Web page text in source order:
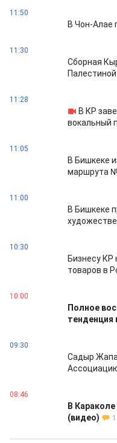
11:50
В Чон-Алае
11:30
Сборная
11:28
В КР
вокальный
11:05
В Бишкеке
маршрута
11:00
В Бишкеке
10:30
Бизнесу КР
товаров в
10:00
Полное
тенденция
09:30
Садыр
08:46
В
(видео)
1